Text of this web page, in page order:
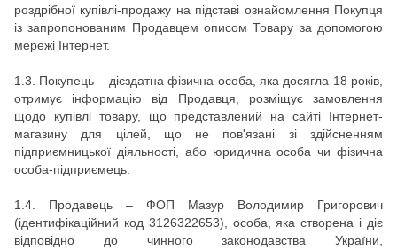
роздрібної купівлі-продажу на підставі ознайомлення Покупця
із запропонованим Продавцем описом Товару за допомогою
мережі Інтернет.
1.3. Покупець – дієздатна фізична особа, яка досягла 18 років,
отримує інформацію від Продавця, розміщує замовлення
щодо купівлі товару, що представлений на сайті Інтернет-
магазину для цілей, що не пов'язані зі здійсненням
підприємницької діяльності, або юридична особа чи фізична
особа-підприємець.
1.4. Продавець – ФОП Мазур Володимир Григорович
(ідентифікаційний код 3126322653), особа, яка створена і діє
відповідно до чинного законодавства України,